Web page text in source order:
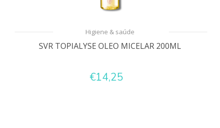
Higiene & saúde
SVR TOPIALYSE OLEO MICELAR 200ML
€14,25